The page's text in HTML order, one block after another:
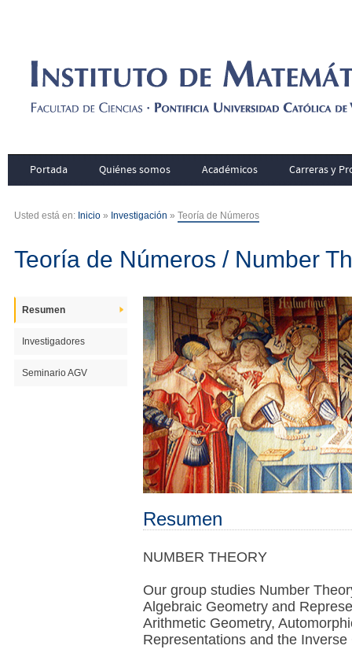
Portada Quiénes somos Académicos Carreras y
Usted está en: Inicio » Investigación » Teoría de Números
Teoría de Números / Number
Resumen
Investigadores
Seminario AGV
Resumen
NUMBER THEORY
Our group studies Number
Algebraic Geometry and
Arithmetic Geometry,
Representations and the